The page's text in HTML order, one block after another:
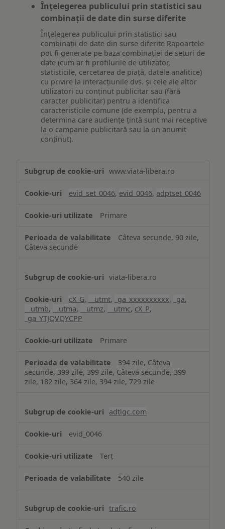
Înțelegerea publicului prin statistici sau
combinații de date din surse diferite
Înțelegerea publicului prin statistici sau
combinații de date din surse diferite Rapoartele
pot fi generate pe baza combinației de seturi de
date (cum ar fi profilurile de utilizator,
statisticile, cercetarea de piață, datele analitice)
cu privire la interacțiunile dvs. și cele ale altor
utilizatori cu conținut publicitar sau (fără
caracter publicitar) pentru a identifica
caracteristicile comune (de exemplu, pentru a
determina care audiențe țintă sunt mai receptive
la o campanie publicitară sau la un anumit
conținut).
www.viata-libera.ro
evid_set_0046, evid_0046, adptset_0046
Primare
Câteva secunde, 90 zile,
Câteva secunde
viata-libera.ro
cX_G, __utmt, _ga_xxxxxxxxxx, _ga,
__utmb, __utma, __utmz, __utmc, cX_P,
_ga_YTJQVQYCPP
Primare
394 zile, Câteva
secunde, 399 zile, 399 zile, Câteva secunde, 399
zile, 182 zile, 364 zile, 394 zile, 729 zile
adtlgc.com
evid_0046
Terț
540 zile
trafic.ro